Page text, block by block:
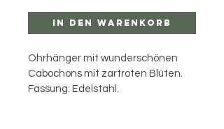
In den Warenkorb
Ohrhänger mit wunderschönen
Cabochons mit zartroten Blüten.
Fassung: Edelstahl.